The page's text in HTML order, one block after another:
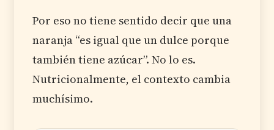
Por eso no tiene sentido decir que una
naranja “es igual que un dulce porque
también tiene azúcar”. No lo es.
Nutricionalmente, el contexto cambia
muchísimo.